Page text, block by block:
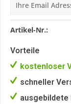
Artikel-Nr.:
Vorteile
kostenloser
schneller
ausgebildete